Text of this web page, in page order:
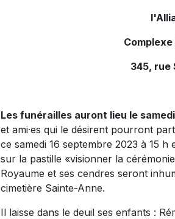
345, rue
Les funérailles auront lieu le
et ami·es qui le désirent pourront
ce samedi 16 septembre 2023 à 15
sur la pastille «visionner la cérémonie
Royaume et ses cendres seront
cimetière Sainte-Anne.
Il laisse dans le deuil ses enfants :